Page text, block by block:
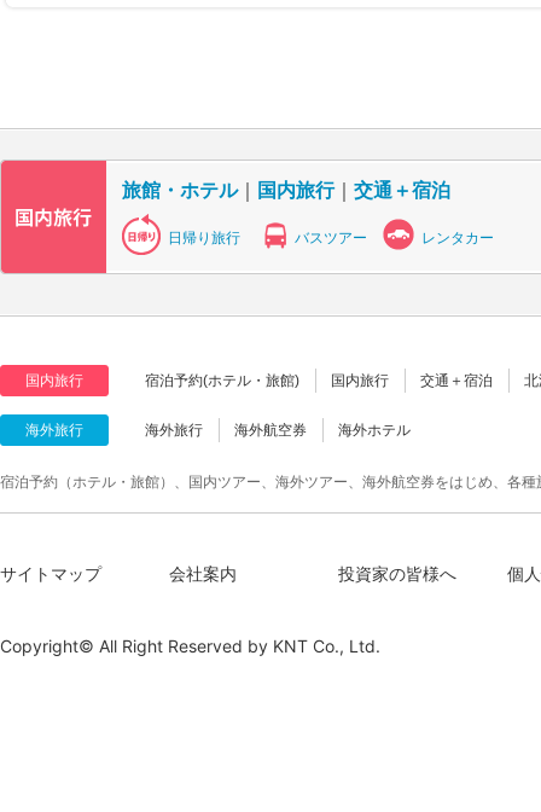
旅館・ホテル｜ 国内旅行｜ 交通＋宿泊
日帰り旅行 バスツアー レンタカー
国内旅行 宿泊予約(ホテル・旅館) 国内旅行 交通＋宿泊
海外旅行 海外旅行 海外航空券 海外ホテル
宿泊予約（ホテル・旅館）、国内ツアー、海外ツアー、海外航空券をはじめ、各
サイトマップ 会社案内 投資家の皆様へ 個
Copyright© All Right Reserved by KNT Co., Ltd.